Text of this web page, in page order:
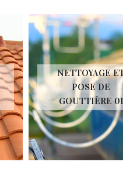
NETTOYAGE
POSE DE
GOUTTIÈRE 01